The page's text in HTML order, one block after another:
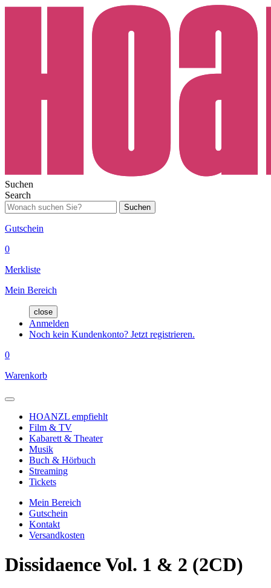
Suchen
Search
Suchen
Gutschein
0
Merkliste
Mein Bereich
close
Anmelden
Noch kein Kundenkonto? Jetzt registrieren.
0
Warenkorb
HOANZL empfiehlt
Film & TV
Kabarett & Theater
Musik
Buch & Hörbuch
Streaming
Tickets
Mein Bereich
Gutschein
Kontakt
Versandkosten
Dissidaence Vol. 1 & 2 (2CD)